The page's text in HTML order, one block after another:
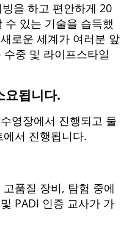
을 하고 편안하게 20
수 있는 기술을 습득했
로운 세계가 여러분 앞
중 및 라이프스타일
요됩니다.
영장에서 진행되고 둘
서 진행됩니다.
품질 장비, 탐험 중에
PADI 인증 교사가 가